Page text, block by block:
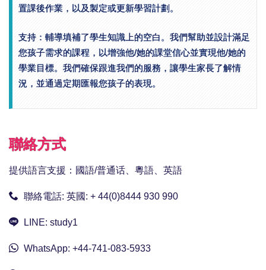
置課後作業，以及製定或更新學習計劃。
支持：輔導填補了學生知識上的空白。我們幫助並設計滿足
您孩子需求的課程，以增強他/她的課堂信心並實現他/她的
學業目標。我們確保跟進我們的服務，讓學生家長了解情
況，並通過定期匯報您孩子的表現。
聯絡方式
提供語言支援：國語/普通话、粵語、英語
聯絡電話: 英國: + 44(0)8444 930 990
LINE: study1
WhatsApp: +44-741-083-5933